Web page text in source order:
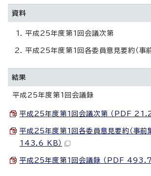
資料
平成25年度第1回会議次第
平成25年度第1回各委員意見要約（事前
結果
平成25年度第1回会議録
平成25年度第1回会議次第 （PDF
平成25年度第1回各委員意見要約（事前
143.6 KB）
平成25年度第1回会議録 （PDF 493.7